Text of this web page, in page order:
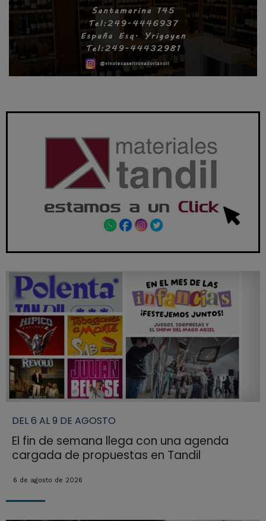
DEL 6 AL 9 DE AGOSTO
El fin de semana llega con una agenda
cargada de propuestas en Tandil
6 de agosto de 2026